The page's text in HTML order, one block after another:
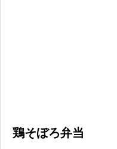
鶏そぼろ弁当